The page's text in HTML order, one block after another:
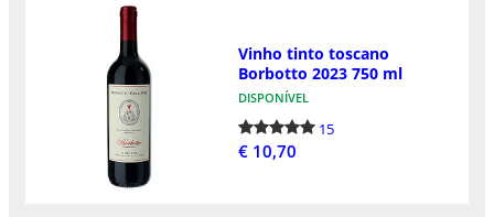
Vinho tinto toscano
Borbotto 2023 750 ml
DISPONÍVEL
15
€ 10,70